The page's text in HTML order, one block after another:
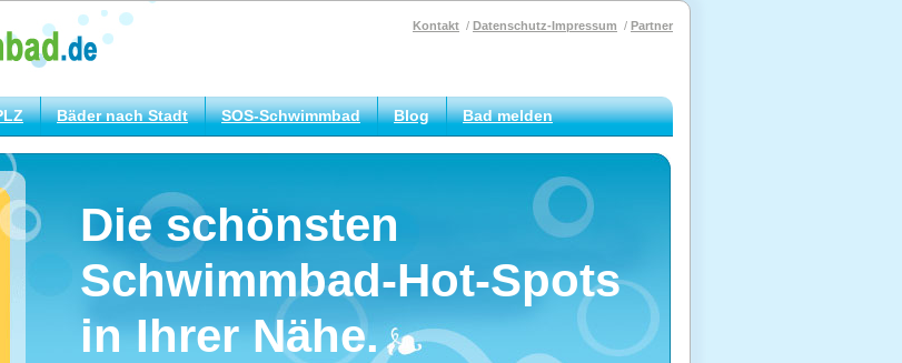
Kontakt Datenschutz-Impressum Partner
Bäder nach Stadt SOS-Schwimmbad Blog Bad melden
Die schönsten
Schwimmbad-Hot-Spots
in Ihrer Nähe.